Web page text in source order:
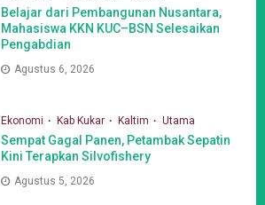
Belajar dari Pembangunan Nusantara,
Mahasiswa KKN KUC–BSN Selesaikan
Pengabdian
Agustus 6, 2026
Ekonomi Kab Kukar Kaltim Utama
Sempat Gagal Panen, Petambak Sepatin
Kini Terapkan Silvofishery
Agustus 5, 2026